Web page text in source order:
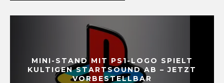
MINI-STAND MIT PS1-LOGO SPIELT
KULTIGEN STARTSOUND AB – JETZT
VORBESTELLBAR